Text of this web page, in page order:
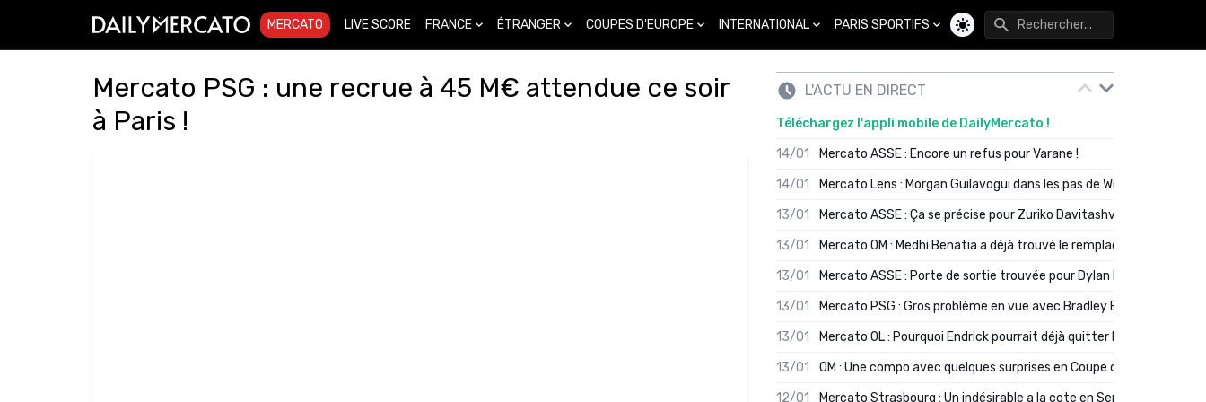
MERCATO LIVE SCORE FRANCE ÉTRANGER COUPES D'EUROPE INTERNATIONAL PARIS SPORTIFS
Changer de thème
Mercato PSG : une recrue à 45 M€ attendue ce soir
à Paris !
L'ACTU EN DIRECT
Téléchargez l'appli mobile de DailyMercato !
14/01
Mercato ASSE : Encore un refus pour Varane !
14/01
Mercato Lens : Morgan Guilavogui dans les pas de Will Still ?
13/01
Mercato ASSE : Ça se précise pour Zuriko Davitashvili
13/01
Mercato OM : Medhi Benatia a déjà trouvé le remplaçant de Robinio
13/01
Mercato ASSE : Porte de sortie trouvée pour Dylan Batubinsika
13/01
Mercato PSG : Gros problème en vue avec Bradley Barcola ?
13/01
Mercato OL : Pourquoi Endrick pourrait déjà quitter Lyon en janvier
13/01
OM : Une compo avec quelques surprises en Coupe de France
12/01
Mercato Strasbourg : Un indésirable a la cote en Serie A